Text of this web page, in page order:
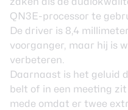
QN3E-processor te
De driver is 8,4
voorganger, maar hij is
verbeteren.
Daarnaast is het geluid
belt of in een meeting
mede omdat er twee